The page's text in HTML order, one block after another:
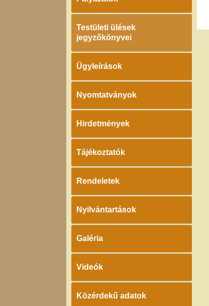
Testületi ülések
jegyzőkönyvei
Ügyleírások
Nyomtatványok
Hirdetmények
Tájékoztatók
Rendeletek
Nyilvántartások
Galéria
Videók
Közérdekű adatok